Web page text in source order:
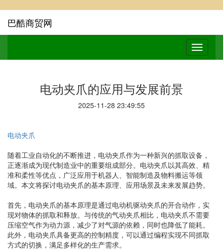
巴酷商贸网
电动夹爪的应用与发展前景
2025-11-28 23:49:55
电动夹爪
随着工业自动化的不断推进，电动夹爪作为一种新兴的抓取设备，
正逐渐成为现代制造业中的重要组成部分。电动夹爪以其高效、精
准和柔性等优点，广泛应用于机器人、智能制造及物料搬运等领
域。本文将探讨电动夹爪的基本原理、应用场景及未来发展趋势。
首先，电动夹爪的基本原理是通过电动机驱动夹爪的开合动作，实
现对物体的抓取和释放。与传统的气动夹爪相比，电动夹爪不需要
压缩空气作为动力源，减少了对气源的依赖，同时也降低了能耗。
此外，电动夹爪具备更高的控制精度，可以通过编程实现不同抓取
方式的切换，满足多样化的生产需求。